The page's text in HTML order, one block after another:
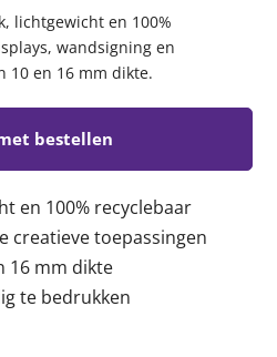
lichtgewicht en 100%
wandsigning en
10 en 16 mm dikte.
bestellen
en 100% recyclebaar
creatieve toepassingen
16 mm dikte
te bedrukken